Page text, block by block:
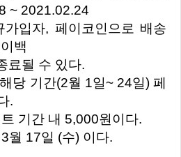
~ 2021.02.24
입자, 페이코인으로 배송
백
료될 수 있다.
당 기간(2월 1일~ 24일) 페
.
기간 내 5,000원이다.
월 17일 (수) 이다.